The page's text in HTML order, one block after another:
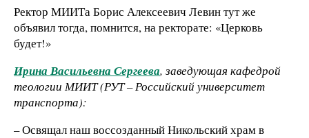
Ректор МИИТа Борис Алексеевич Левин тут же
объявил тогда, помнится, на ректорате: «Церковь
будет!»
Ирина Васильевна Сергеева, заведующая кафедрой
теологии МИИТ (РУТ – Российский университет
транспорта):
– Освящал наш воссозданный Никольский храм в